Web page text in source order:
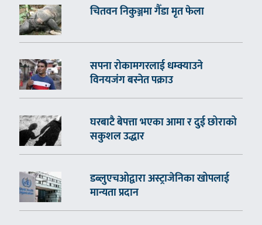
चितवन निकुञ्जमा गैँडा मृत फेला
सपना रोकामगरलाई धम्क्याउने
विनयजंग बस्नेत पक्राउ
घरबाटै बेपत्ता भएका आमा र दुई छोराको
सकुशल उद्धार
डब्लुएचओद्वारा अस्ट्राजेनिका खोपलाई
मान्यता प्रदान